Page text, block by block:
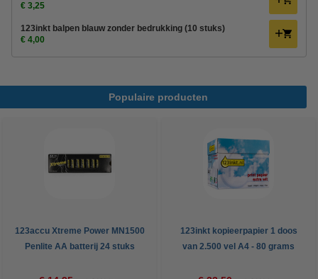
€ 3,25
123inkt balpen blauw zonder bedrukking (10 stuks)
€ 4,00
Populaire producten
123accu Xtreme Power MN1500
Penlite AA batterij 24 stuks
123inkt kopieerpapier 1 doos
van 2.500 vel A4 - 80 grams